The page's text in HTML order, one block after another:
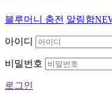
블루머니 충전 알림함
아이디
비밀번호
로그인